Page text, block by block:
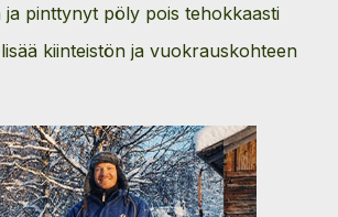
ja pinttynyt pöly pois tehokkaasti
kiinteistön ja vuokrauskohteen